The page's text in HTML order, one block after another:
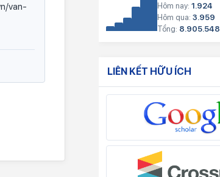
van-
Hôm nay: 1.924
Hôm qua: 3.959
Tổng: 8.905.548
LIÊN KẾT HỮU ÍCH